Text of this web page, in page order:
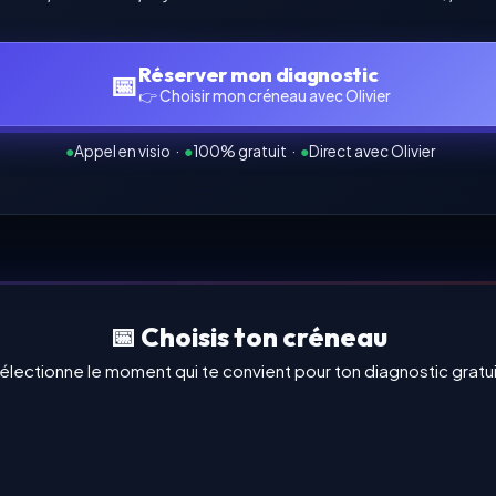
📅Réserver mon diagnostic
👉 Choisir mon créneau avec Olivier
●Appel en visio · ●100% gratuit · ●Direct avec Olivier
📅 Choisis ton créneau
le moment qui te convient pour ton diagnostic